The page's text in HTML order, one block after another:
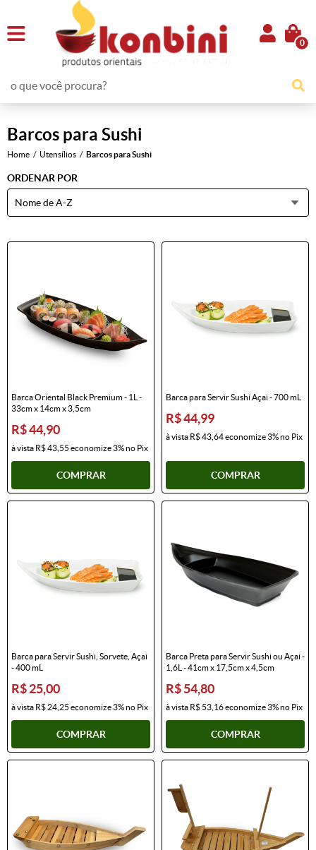
0
Barcos para Sushi
Home Utensílios Barcos para Sushi
ORDENAR POR
Nome de A-Z
Barca Oriental Black Premium - 1L -
33cm x 14cm x 3,5cm
R$ 44,90
à vista R$ 43,55 economize3%no Pix
COMPRAR
Barca para Servir Sushi Açai - 700 mL
R$ 44,99
à vista R$ 43,64economize3%no Pix
COMPRAR
Barca para Servir Sushi, Sorvete, Açai
- 400 mL
R$ 25,00
à vista R$ 24,25 economize3%no Pix
COMPRAR
Barca Preta para Servir Sushi ou Açai -
1,6L - 41cm x 17,5cm x 4,5cm
R$ 54,80
à vista R$ 53,16economize3%no Pix
COMPRAR